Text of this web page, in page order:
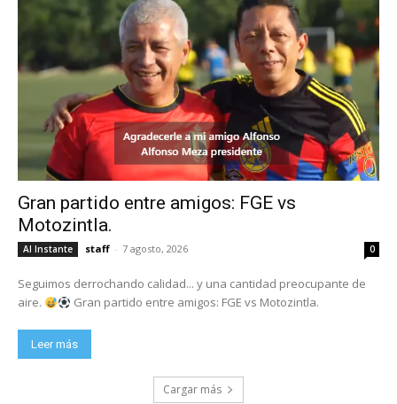
Gran partido entre amigos: FGE vs
Motozintla.
Al Instante staff - 7 agosto, 2026 0
Seguimos derrochando calidad... y una cantidad preocupante de
aire.
Gran partido entre amigos: FGE vs Motozintla.
Leer más
Cargar más